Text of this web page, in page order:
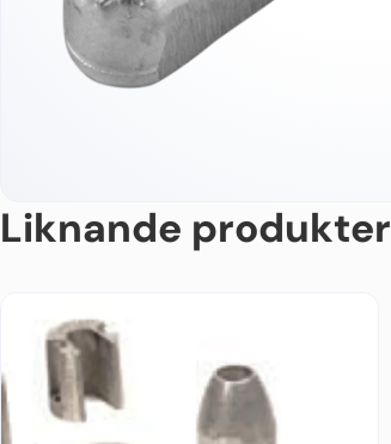
Liknande produkter